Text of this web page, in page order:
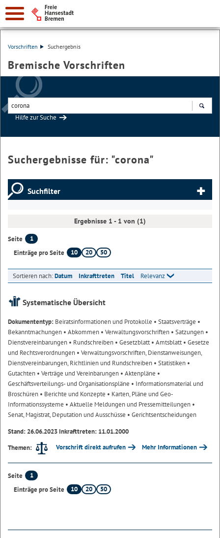
Vorschriften Suchergebnis
Bremische Vorschriften
Hilfe zur Suche
Suchergebnisse für: "corona"
Suchfilter
Ergebnisse 1 - 1 von (1)
Seite
1
Einträge pro Seite
10 20 50
Sortieren nach:Datum Inkrafttreten Titel Relevanz
Systematische Übersicht
Dokumententyp: Beiratsinformationen und Protokolle • Staatsverträge •
Bekanntmachungen • Abkommen • Verwaltungsvorschriften • Satzungen •
Dienstvereinbarungen • Rundschreiben • Gesetzblatt• Amtsblatt• Gesetze
und Rechtsverordnungen • Verwaltungsvorschriften, Dienstanweisungen,
Dienstvereinbarungen, Richtlinien und Rundschreiben • Statistiken •
Gutachten • Verträge und Vereinbarungen • Aktenpläne •
Geschäftsverteilungs- und Organisationspläne • Informationsmaterial und
Broschüren • Berichte und Konzepte • Karten, Pläne und Geo-
Informationssysteme • Aktuelle Meldungen und Pressemitteilungen •
Senat, Magistrat, Deputation und Ausschüsse • Gerichtsentscheidungen
Stand: 26.06.2023 Inkrafttreten: 11.01.2000
Themen:
Vorschrift direkt aufrufen Mehr Informationen
Seite
1
Einträge pro Seite
10 20 50